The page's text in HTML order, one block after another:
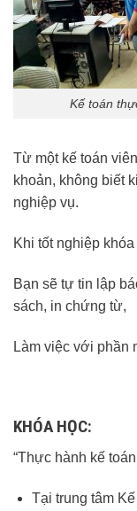
Kế toán
Từ một kế toán
khoản, không biết
nghiệp vụ.
Khi tốt nghiệp
Bạn sẽ tự tin lập
sách, in chứng từ,
Làm việc với phần
KHÓA HỌC:
“Thực hành kế
Tại trung tâm